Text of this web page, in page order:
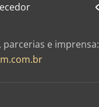
e imprensa: